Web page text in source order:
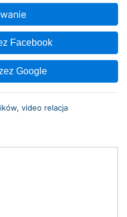
Facebook
Google
, video relacja